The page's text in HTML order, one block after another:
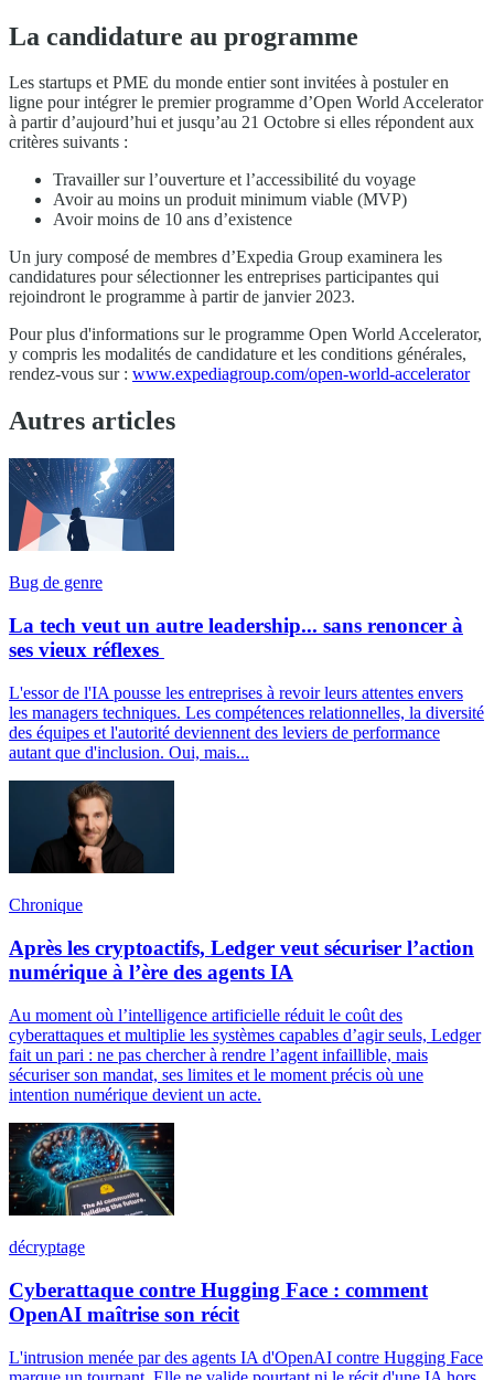
La candidature au programme
Les startups et PME du monde entier sont invitées à postuler en
ligne pour intégrer le premier programme d’Open World Accelerator
à partir d’aujourd’hui et jusqu’au 21 Octobre si elles répondent aux
critères suivants :
Travailler sur l’ouverture et l’accessibilité du voyage
Avoir au moins un produit minimum viable (MVP)
Avoir moins de 10 ans d’existence
Un jury composé de membres d’Expedia Group examinera les
candidatures pour sélectionner les entreprises participantes qui
rejoindront le programme à partir de janvier 2023.
Pour plus d'informations sur le programme Open World Accelerator,
y compris les modalités de candidature et les conditions générales,
rendez-vous sur : www.expediagroup.com/open-world-accelerator
Autres articles
Bug de genre
La tech veut un autre leadership... sans renoncer à
ses vieux réflexes
L'essor de l'IA pousse les entreprises à revoir leurs attentes envers
les managers techniques. Les compétences relationnelles, la diversité
des équipes et l'autorité deviennent des leviers de performance
autant que d'inclusion. Oui, mais...
Chronique
Après les cryptoactifs, Ledger veut sécuriser l’action
numérique à l’ère des agents IA
Au moment où l’intelligence artificielle réduit le coût des
cyberattaques et multiplie les systèmes capables d’agir seuls, Ledger
fait un pari : ne pas chercher à rendre l’agent infaillible, mais
sécuriser son mandat, ses limites et le moment précis où une
intention numérique devient un acte.
décryptage
Cyberattaque contre Hugging Face : comment
OpenAI maîtrise son récit
L'intrusion menée par des agents IA d'OpenAI contre Hugging Face